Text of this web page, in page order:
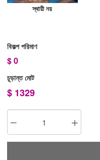
স্থায়ী নয়
বিকল্প পরিমাণ
$0
চূড়ান্ত মোট
$ 1329